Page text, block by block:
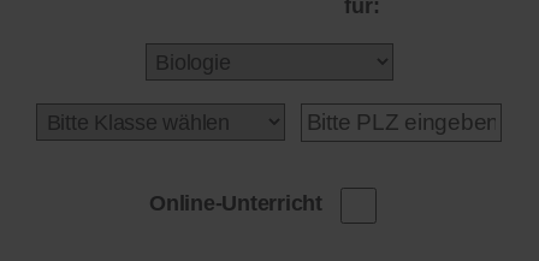
für:
Online-Unterricht